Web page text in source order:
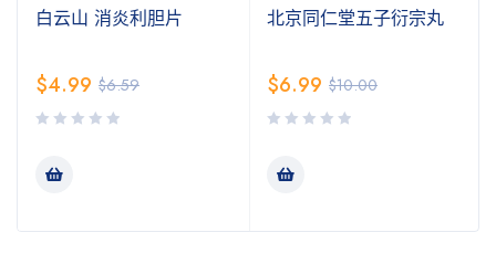
白云山 消炎利胆片
$6.59
$4.99
北京同仁堂五子衍宗丸
$10.00
$6.99